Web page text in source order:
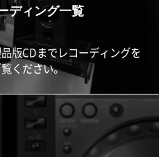
ディング一覧
版CDまでレコーディングを
ください。